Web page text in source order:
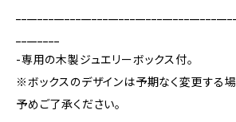
-専用の木製ジュエリーボックス付。
※ボックスのデザインは予期なく変更する場
予めご了承ください。